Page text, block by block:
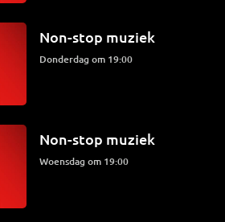
Non-stop muziek
donderdag om 19:00
Non-stop muziek
woensdag om 19:00